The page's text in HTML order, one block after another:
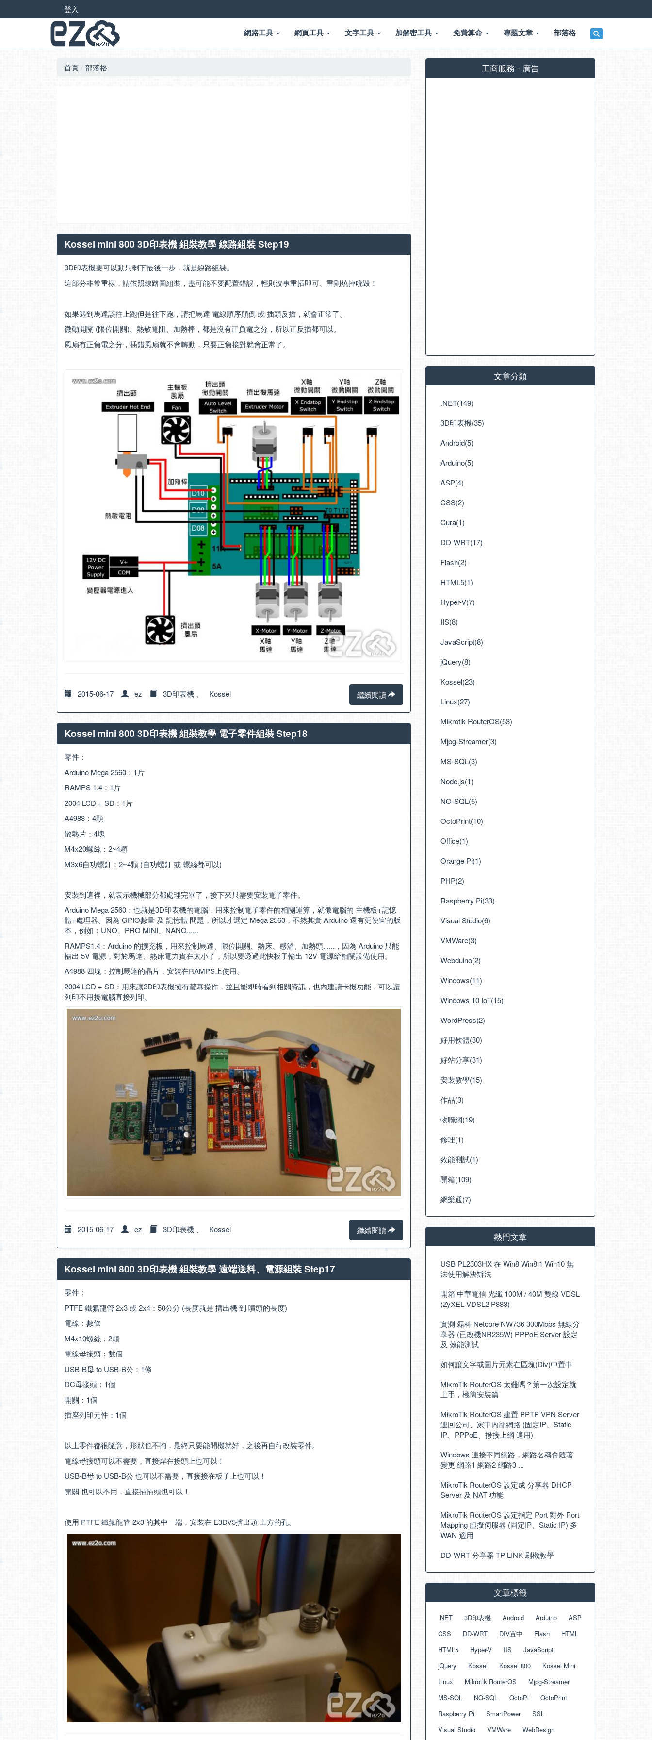
登入
網路工具 網頁工具 文字工具 加解密工具 免費算命 專題文章 部落格
首頁 部落格
Kossel mini 800 3D印表機 組裝教學 線路組裝 Step19
3D印表機要可以動只剩下最後一步，就是線路組裝。
這部分非常重樣，請依照線路圖組裝，盡可能不要配置錯誤，輕則沒事重插即可、重則燒掉吮毀！
如果遇到馬達該往上跑但是往下跑，請把馬達 電線順序顛倒 或 插頭反插，就會正常了。
微動開關 (限位開關)、熱敏電阻、加熱棒，都是沒有正負電之分，所以正反插都可以。
風扇有正負電之分，插錯風扇就不會轉動，只要正負接對就會正常了。
2015-06-17 ez 3D印表機 Kossel 繼續閱讀
Kossel mini 800 3D印表機 組裝教學 電子零件組裝 Step18
零件：
Arduino Mega 2560：1片
RAMPS 1.4：1片
2004 LCD + SD：1片
A4988：4顆
散熱片：4塊
M4x20螺絲：2~4顆
M3x6自功螺釘：2~4顆 (自功螺釘 或 螺絲都可以)
安裝到這裡，就表示機械部分都處理完畢了，接下來只需要安裝電子零件。
Arduino Mega 2560：也就是3D印表機的電腦，用來控制電子零件的相關運算，就像電腦的 主機板+記憶
體+處理器。因為 GPIO數量 及 記憶體 問題，所以才選定 Mega 2560，不然其實 Arduino 還有更便宜的版
本，例如：UNO、PRO MINI、NANO......
RAMPS1.4：Arduino 的擴充板，用來控制馬達、限位開關、熱床、感溫、加熱頭......，因為 Arduino 只能
輸出 5V 電源，對於馬達、熱床電力實在太小了，所以要透過此快板子輸出 12V 電源給相關設備使用。
A4988 四塊：控制馬達的晶片，安裝在RAMPS上使用。
2004 LCD + SD：用來讓3D印表機擁有螢幕操作，並且能即時看到相關資訊，也內建讀卡機功能，可以讓
列印不用接電腦直接列印。
2015-06-17 ez 3D印表機 、 Kossel 繼續閱讀
Kossel mini 800 3D印表機 組裝教學 遠端送料、電源組裝 Step17
零件：
PTFE 鐵氟龍管 2x3 或 2x4：50公分 (長度就是 擠出機 到 噴頭的長度)
電線：數條
M4x10螺絲：2顆
電線母接頭：數個
USB-B母 to USB-B公：1條
DC母接頭：1個
開關：1個
插座列印元件：1個
以上零件都很隨意，形狀也不拘，最終只要能開機就好，之後再自行改裝零件。
電線母接頭可以不需要，直接焊在接頭上也可以！
USB-B母 to USB-B公 也可以不需要，直接接在板子上也可以！
開關 也可以不用，直接插插頭也可以！
使用 PTFE 鐵氟龍管 2x3 的其中一端，安裝在 E3DV5擠出頭 上方的孔。
工商服務 - 廣告
文章分類
.NET(149)
3D印表機(35)
Android(5)
Arduino(5)
ASP(4)
CSS(2)
Cura(1)
DD-WRT(17)
Flash(2)
HTML5(1)
Hyper-V(7)
IIS(8)
JavaScript(8)
jQuery(8)
Kossel(23)
Linux(27)
Mikrotik RouterOS(53)
Mjpg-Streamer(3)
MS-SQL(3)
Node.js(1)
NO-SQL(5)
OctoPrint(10)
Office(1)
Orange Pi(1)
PHP(2)
Raspberry Pi(33)
Visual Studio(6)
VMWare(3)
Webduino(2)
Windows(11)
Windows 10 IoT(15)
WordPress(2)
好用軟體(30)
好站分享(31)
安裝教學(15)
作品(3)
物聯網(19)
修理(1)
效能測試(1)
開箱(109)
網樂通(7)
熱門文章
USB PL2303HX 在 Win8 Win8.1 Win10 無
法使用解決辦法
開箱 中華電信 光纖 100M / 40M 雙線 VDSL
(ZyXEL VDSL2 P883)
實測 磊科 Netcore NW736 300Mbps 無線分
享器 (已改機NR235W) PPPoE Server 設定
及 效能測試
如何讓文字或圖片元素在區塊(Div)中置中
MikroTik RouterOS 太難嗎？第一次設定就
上手，極簡安裝篇
MikroTik RouterOS 建置 PPTP VPN Server
連回公司、家中內部網路 (固定IP、Static
IP、PPPoE、撥接上網 適用)
Windows 連接不同網路，網路名稱會隨著
變更 網路1 網路2 網路3 ...
MikroTik RouterOS 設定成 分享器 DHCP
Server 及 NAT 功能
MikroTik RouterOS 設定指定 Port 對外 Port
Mapping 虛擬伺服器 (固定IP、Static IP) 多
WAN 適用
DD-WRT 分享器 TP-LINK 刷機教學
文章標籤
.NET 3D印表機 Android Arduino
ASP
CSS
DD-WRT DIV置中 Flash
HTML
HTML5
Hyper-V IIS
JavaScript
jQuery
Kossel Kossel 800
Kossel Mini
Linux
Mikrotik RouterOS
Mjpg-Streamer
MS-SQL
NO-SQL OctoPi
OctoPrint
Raspberry Pi
SmartPower
SSL
Visual Studio
VMWare WebDesign